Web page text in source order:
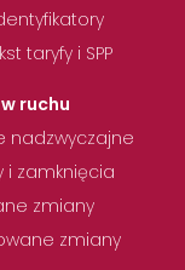
taryfy i SPP
ruchu
nadzwyczajne
i zamknięcia
zmiany
zmiany